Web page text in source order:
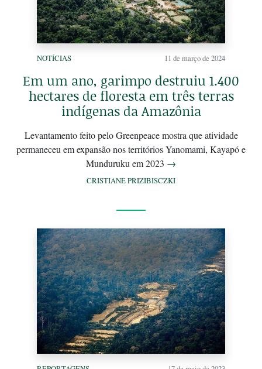
NOTÍCIAS 11 de março de 2024
Em um ano, garimpo destruiu 1.400
hectares de floresta em três terras
indígenas da Amazônia
Levantamento feito pelo Greenpeace mostra que atividade
permaneceu em expansão nos territórios Yanomami, Kayapó e
Munduruku em 2023 →
CRISTIANE PRIZIBISCZKI